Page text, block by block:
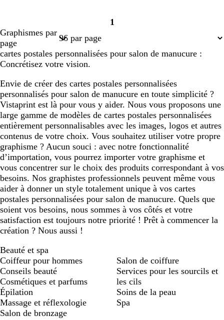
Page
1
Graphismes par
page
cartes postales personnalisées pour salon de manucure :
Concrétisez votre vision.
Envie de créer des cartes postales personnalisées
personnalisés pour salon de manucure en toute simplicité ?
Vistaprint est là pour vous y aider. Nous vous proposons une
large gamme de modèles de cartes postales personnalisées
entièrement personnalisables avec les images, logos et autres
contenus de votre choix. Vous souhaitez utiliser votre propre
graphisme ? Aucun souci : avec notre fonctionnalité
d’importation, vous pourrez importer votre graphisme et
vous concentrer sur le choix des produits correspondant à vos
besoins. Nos graphistes professionnels peuvent même vous
aider à donner un style totalement unique à vos cartes
postales personnalisées pour salon de manucure. Quels que
soient vos besoins, nous sommes à vos côtés et votre
satisfaction est toujours notre priorité ! Prêt à commencer la
création ? Nous aussi !
Beauté et spa
Coiffeur pour hommes
Conseils beauté
Cosmétiques et parfums
Épilation
Massage et réflexologie
Salon de bronzage
Salon de coiffure
Services pour les sourcils et
les cils
Soins de la peau
Spa